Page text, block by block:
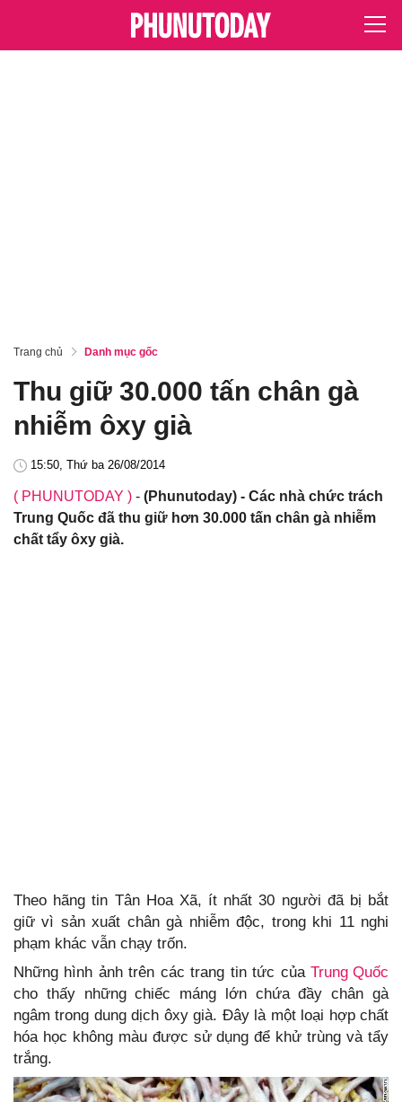
Trang chủ Danh mục gốc
Thu giữ 30.000 tấn chân gà
nhiễm ôxy già
15:50, Thứ ba 26/08/2014
( PHUNUTODAY ) - (Phunutoday) - Các nhà chức trách
Trung Quốc đã thu giữ hơn 30.000 tấn chân gà nhiễm
chất tẩy ôxy già.
Theo hãng tin Tân Hoa Xã, ít nhất 30 người đã bị bắt
giữ vì sản xuất chân gà nhiễm độc, trong khi 11 nghi
phạm khác vẫn chạy trốn.
Những hình ảnh trên các trang tin tức của Trung Quốc
cho thấy những chiếc máng lớn chứa đầy chân gà
ngâm trong dung dịch ôxy già. Đây là một loại hợp chất
hóa học không màu được sử dụng để khử trùng và tẩy
trắng.